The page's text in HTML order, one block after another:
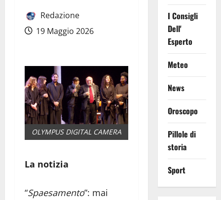
Redazione
19 Maggio 2026
OLYMPUS DIGITAL CAMERA
La notizia
“Spaesamento”: mai
I Consigli
Dell'
Esperto
Meteo
News
Oroscopo
Pillole di
storia
Sport